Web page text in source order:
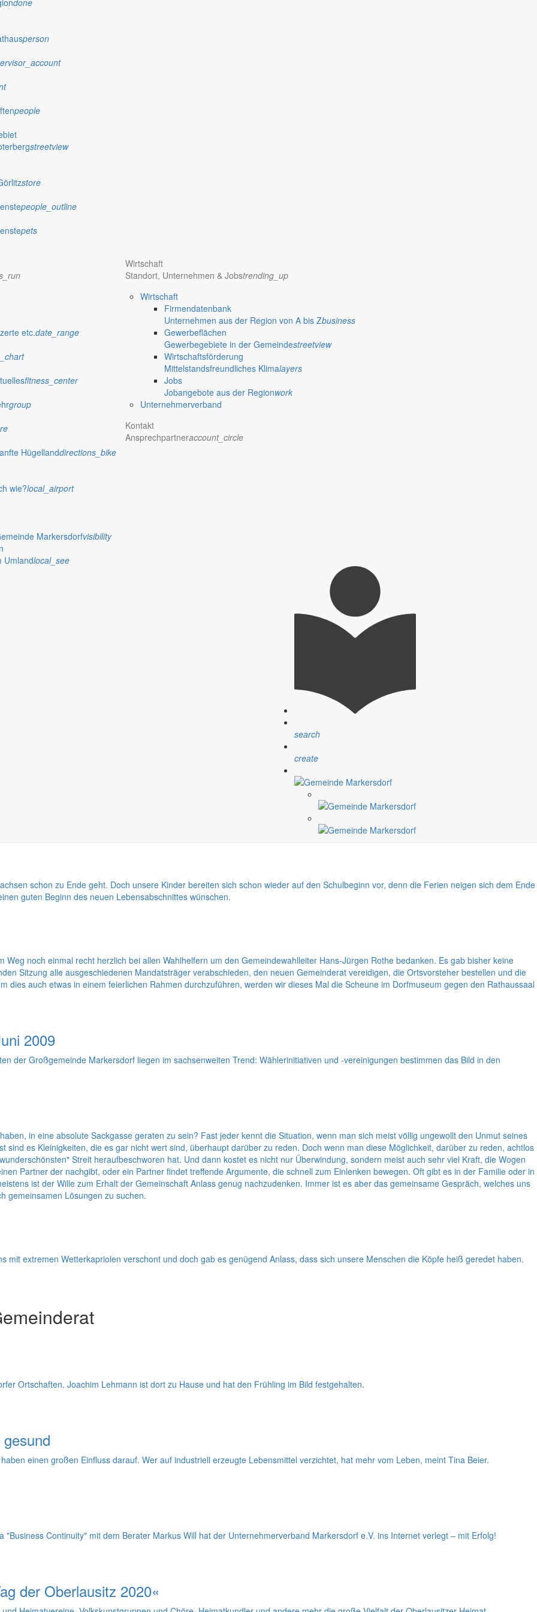
done
person
people
streetview
store
people_outline
pets
etc.date_range
fitness_center
group
Hügellanddirections_bike
wie?local_airport
Markersdorfvisibility
Umlandlocal_see
Wirtschaft
Standort, Unternehmen & Jobstrending_up
Wirtschaft
Firmendatenbank
Unternehmen aus der Region von A bis Zbusiness
Gewerbeflächen
Gewerbegebiete in der Gemeindestreetview
Wirtschaftsförderung
Mittelstandsfreundliches Klimalayers
Jobs
Jobangebote aus der Regionwork
Unternehmerverband
Kontakt
Ansprechpartneraccount_circle
search
create
Markersdorf
im Kreise der Familie und den Kindern einen fleißigen Weihnachtsmann! Ihr Bürgermeister Thomas Knack
Weihnachtsfest steht vor der Tür. Damit ist auch wieder einmal Zeit, inne zu halten. Zeit, sich die Frage zu stellen, wie war das Jahr.
der Gemeinderatssitzung am 15.10.2009 auch ein Bürger die Gelegenheit wahrnahm und der Diskussion folgte.
die Frage überhaupt stellt, dann hat man schon zu viel an der Bedeutung der Wirtschaft für die öffentlichen Haushalte gezweifelt.
schon zu Ende geht. Doch unsere Kinder bereiten sich schon wieder auf den Schulbeginn vor, denn die Ferien neigen sich dem Ende
guten Beginn des neuen Lebensabschnittes wünschen.
noch einmal recht herzlich bei allen Wahlhelfern um den Gemeindewahlleiter Hans-Jürgen Rothe bedanken. Es gab bisher keine
Sitzung alle ausgeschiedenen Mandatsträger verabschieden, den neuen Gemeinderat vereidigen, die Ortsvorsteher bestellen und die
dies auch etwas in einem feierlichen Rahmen durchzuführen, werden wir dieses Mal die Scheune im Dorfmuseum gegen den Rathaussaal
2009
der Großgemeinde Markersdorf liegen im sachsenweiten Trend: Wählerinitiativen und -vereinigungen bestimmen das Bild in den
in eine absolute Sackgasse geraten zu sein? Fast jeder kennt die Situation, wenn man sich meist völlig ungewollt den Unmut seines
sind es Kleinigkeiten, die es gar nicht wert sind, überhaupt darüber zu reden. Doch wenn man diese Möglichkeit, darüber zu reden, achtlos
Streit heraufbeschworen hat. Und dann kostet es nicht nur Überwindung, sondern meist auch sehr viel Kraft, die Wogen
Partner der nachgibt, oder ein Partner findet treffende Argumente, die schnell zum Einlenken bewegen. Oft gibt es in der Familie oder in
ist der Wille zum Erhalt der Gemeinschaft Anlass genug nachzudenken. Immer ist es aber das gemeinsame Gespräch, welches uns
gemeinsamen Lösungen zu suchen.
mit extremen Wetterkapriolen verschont und doch gab es genügend Anlass, dass sich unsere Menschen die Köpfe heiß geredet haben.
Ortschaften. Joachim Lehmann ist dort zu Hause und hat den Frühling im Bild festgehalten.
einen großen Einfluss darauf. Wer auf industriell erzeugte Lebensmittel verzichtet, hat mehr vom Leben, meint Tina Beier.
Continuity" mit dem Berater Markus Will hat der Unternehmerverband Markersdorf e.V. ins Internet verlegt – mit Erfolg!
der Oberlausitz 2020«